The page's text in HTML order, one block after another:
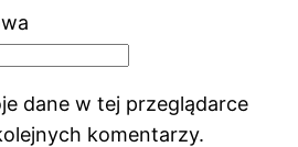
dane w tej przeglądarce
komentarzy.